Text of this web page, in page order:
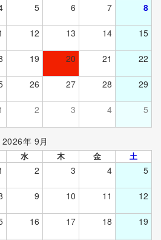
5 6 7 8
12 13 14 15
19 20 21 22
26 27 28 29
2 3 4 5
2026年 9月
水 木 金 土
2 3 4 5
9 10 11 12
16 17 18 19